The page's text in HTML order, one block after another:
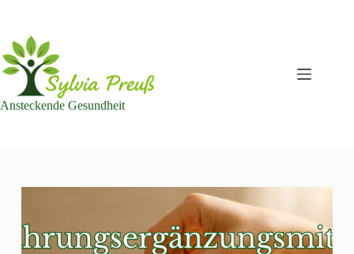
springen
Ansteckende Gesundheit